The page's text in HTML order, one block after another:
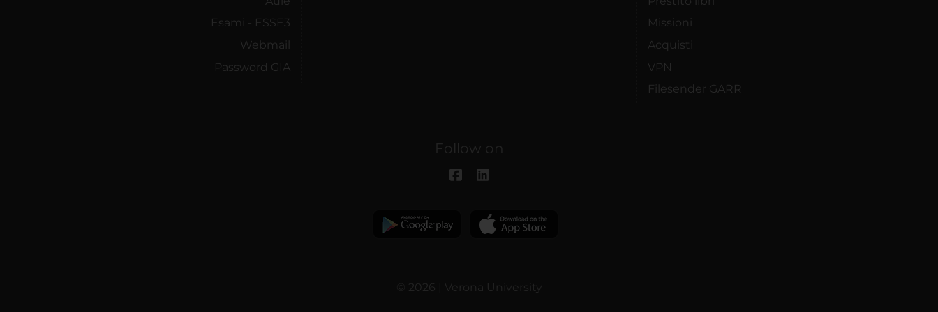
Esami - ESSE3
Webmail
Password GIA
Missioni
Acquisti
VPN
Filesender GARR
Follow on
© 2026 | Verona University